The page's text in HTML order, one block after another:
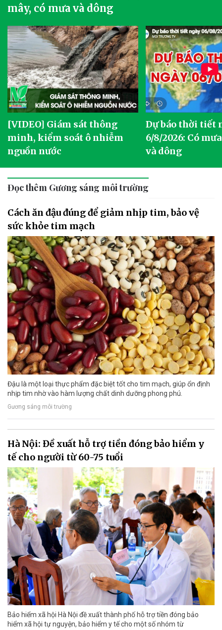
mây, có mưa và dông
[VIDEO] Giám sát thông
minh, kiểm soát ô nhiễm
nguồn nước
Dự báo thời tiết
6/8/2026: Có
và dông
Đọc thêm Gương sáng môi trường
Cách ăn đậu đúng để giảm nhịp tim, bảo vệ
sức khỏe tim mạch
Đậu là một loại thực phẩm đặc biệt tốt cho tim mạch, giúp ổn định
nhịp tim nhờ vào hàm lượng chất dinh dưỡng phong phú.
Gương sáng môi trường
Hà Nội: Đề xuất hỗ trợ tiền đóng bảo hiểm y
tế cho người từ 60-75 tuổi
Bảo hiểm xã hội Hà Nội đề xuất thành phố hỗ trợ tiền đóng bảo
hiểm xã hội tự nguyện, bảo hiểm y tế cho một số nhóm từ